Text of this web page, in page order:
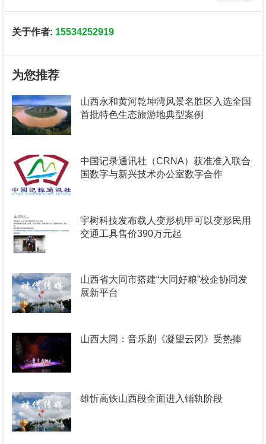
关于作者: 15534252919
为您推荐
山西永和黄河乾坤湾风景名胜区入选全国
首批特色生态旅游地典型案例
中国记录通讯社（CRNA）获准准入联合
国数字与新兴技术办公室数字合作
宇树科技发布载人变形机甲可以变形民用
交通工具售价390万元起
山西省大同市搭建“大同好粮”校企协同发
展新平台
山西大同：音乐剧《凝望云冈》受热捧
雄忻高铁山西段全面进入铺轨阶段